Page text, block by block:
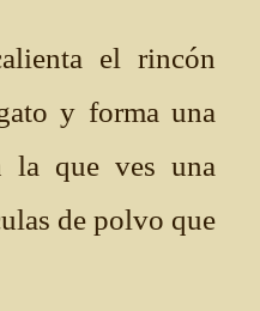
el rincón
y forma una
la que ves una
de polvo que